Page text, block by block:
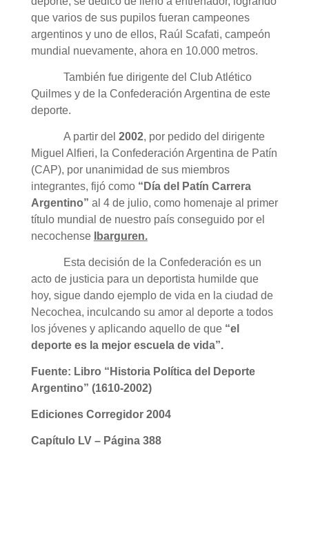
que varios de sus pupilos fueran campeones
argentinos y uno de ellos, Raúl Scafati, campeón
mundial nuevamente, ahora en 10.000 metros.
También fue dirigente del Club Atlético
Quilmes y de la Confederación Argentina de este
deporte.
A partir del2002, por pedido del dirigente
Miguel Alfieri, la Confederación Argentina de Patín
(CAP), por unanimidad de sus miembros
integrantes, fijó como “Día del Patín Carrera
Argentino” al 4 de julio, como homenaje al primer
título mundial de nuestro país conseguido por el
necochense
Ibarguren.
Esta decisión de la Confederación es un
acto de justicia para un deportista humilde que
hoy, sigue dando ejemplo de vida en la ciudad de
Necochea, inculcando su amor al deporte a todos
los jóvenes y aplicando aquello de que “el
deporte es la mejor escuela de vida”.
Fuente: Libro “Historia Política del Deporte
Argentino” (1610-2002)
Ediciones Corregidor 2004
Capítulo LV– Página 388